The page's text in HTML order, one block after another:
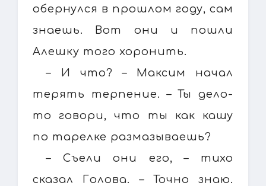
обернулся в прошлом году, сам
знаешь. Вот они и пошли
Алешку того хоронить.
– И что? – Максим начал
терять терпение. – Ты дело-
то говори, что ты как кашу
по тарелке размазываешь?
– Съели они его, – тихо
сказал Голова. – Точно знаю.